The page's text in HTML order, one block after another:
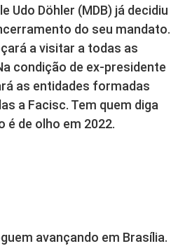
Udo Döhler (MDB) já decidiu
do seu mandato.
a visitar a todas as
condição de ex-presidente
as entidades formadas
a Facisc. Tem quem diga
é de olho em 2022.
avançando em Brasília.